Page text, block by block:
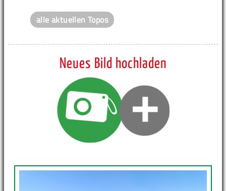
alle aktuellen Topos
Neues Bild hochladen